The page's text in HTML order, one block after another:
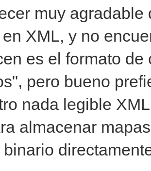
muy agradable
XML, y no
es el formato
pero bueno
nada legible
almacenar